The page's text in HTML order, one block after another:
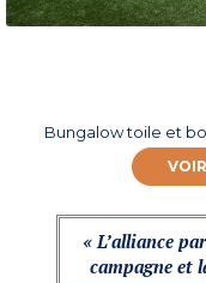
Bungalow toile et
« L’alliance
campagne et